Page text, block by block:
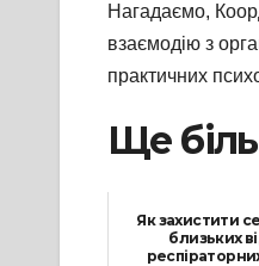
Нагадаємо,
взаємодію з
практичних
Ще
Як захистити
близьких